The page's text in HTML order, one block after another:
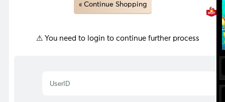
« Continue Shopping
⚠ You need to login to continue further process